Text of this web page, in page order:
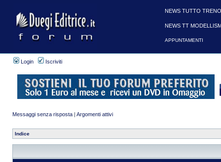
Login Iscriviti
Messaggi senza risposta | Argomenti attivi
Indice
NEWS TUTTO
NEWS TT
APPUNTAMENTI